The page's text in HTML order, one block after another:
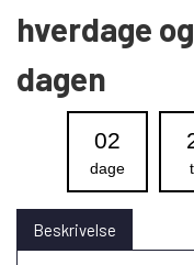
hverdage
dagen
02
dage
Beskrivelse